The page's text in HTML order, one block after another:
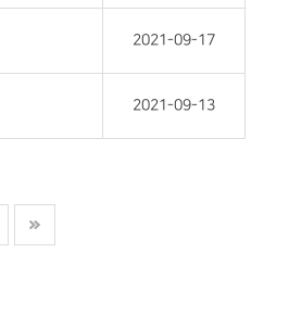
2021-09-17
2021-09-13